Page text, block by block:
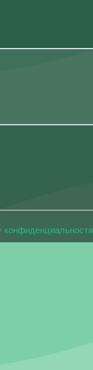
конфиденциальности